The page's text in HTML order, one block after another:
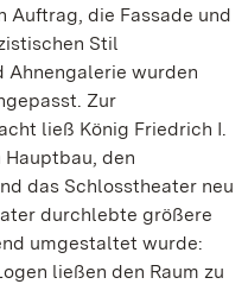
Auftrag, die Fassade und
Stil
Ahnengalerie wurden
Zur
ließ König Friedrich I.
Hauptbau, den
das Schlosstheater neu
durchlebte größere
umgestaltet wurde:
ließen den Raum zu